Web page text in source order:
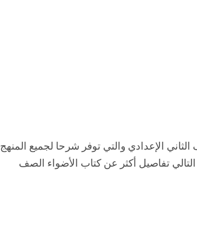
الإعدادي والتي توفر شرحا لجميع المنهج
تفاصيل أكثر عن كتاب الأضواء الصف